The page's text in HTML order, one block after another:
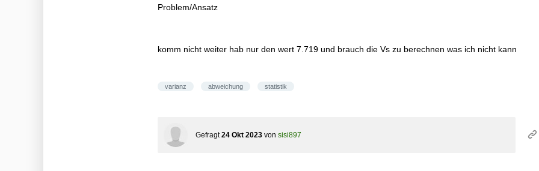
Problem/Ansatz
komm nicht weiter hab nur den wert 7.719 und brauch die Vs zu berechnen was ich nicht kann
varianz abweichung statistik
Gefragt 24 Okt 2023 von sisi897